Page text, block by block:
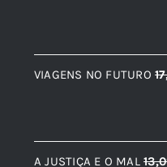
VIAGENS NO FUTURO
A JUSTIÇA E O MAL